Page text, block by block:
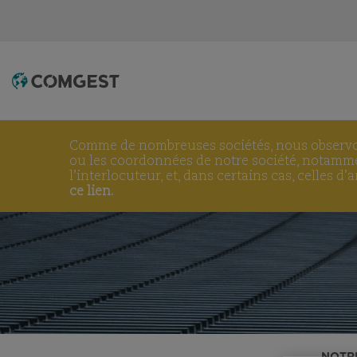
Comme de nombreuses sociétés, nous
ou les coordonnées de notre société,
l’interlocuteur, et, dans certains cas, celles
ce lien.